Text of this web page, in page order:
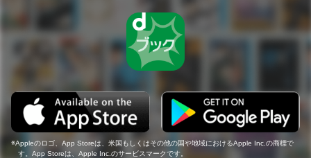
Appleのロゴ、App Storeは、米国もしくはその他の国や地域におけるApple Inc.の商標で
す。App Storeは、Apple Inc.のサービスマークです。